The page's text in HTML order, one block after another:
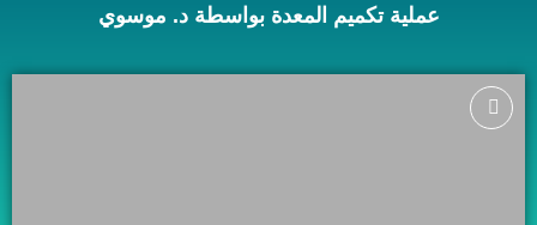
عملية تكميم المعدة بواسطة د. موسوي